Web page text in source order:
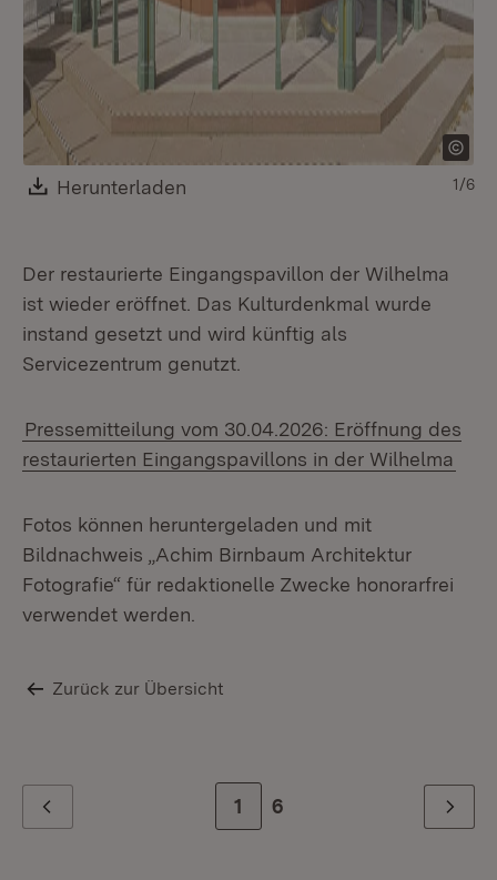
Download:
Herunterladen 1/6
Der restaurierte Eingangspavillon der Wilhelma
ist wieder eröffnet. Das Kulturdenkmal wurde
instand gesetzt und wird künftig als
Servicezentrum genutzt.
Pressemitteilung vom 30.04.2026: Eröffnung des
restaurierten Eingangspavillons in der Wilhelma
Fotos können heruntergeladen und mit
Bildnachweis „Achim Birnbaum Architektur
Fotografie“ für redaktionelle Zwecke honorarfrei
verwendet werden.
Zurück zur Übersicht
Zur Seite
1 Zur letzten Seite
6 Weiter